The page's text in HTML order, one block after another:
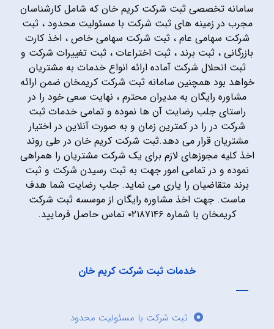
سامانه تخصصی ثبت شرکت کریم خان که شامل کارشناسان
مجرب در زمینه های ثبت شرکت با مسئولیت محدود ، ثبت
شرکت سهامی عام ، ثبت شرکت سهامی خاص ، اخذ کارت
بازرگانی ، ثبت برند ، ثبت اختراعات ، ثبت تغییرات شرکت و
ثبت انحلال شرکت آماده ارائه انواع خدمات به مشتریان
خواهد بود همچنین سامانه ثبت شرکت کریمخان ضمن ارائه
مشاوره رایگان به مدیران محترم ، نهایت سعی خود را در
راستای جلب رضایت آن ها نموده و تمامی خدمات ثبت
شرکت در را در کمترین زمان و به صورت آنلاین در اختیار
مشتریان قرار می دهد.ثبت شرکت کریم خان در طی روند
اخذ کلیه مجوزهای لازم برای یک شرکت مشتریان را همراهی
نموده و در تمامی امور جهت به ثبت رسیدن شرکت و ثبت
برند متقاضیان را یاری می نماید. جلب رضایت شما هدف
ماست. جهت اخذ مشاوره رایگان از موسسه ثبت شرکت
کریمخان با شماره ۰۲۱۸۷۱۴۶ تماس حاصل فرمایید.
خدمات ثبت شرکت کریم خان
ثبت شرکت با مسئولیت محدود